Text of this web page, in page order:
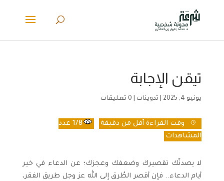
تيقن الإجابة
يونيو 4, 2025 تدوينات| 0 تعليقات
وقت القراءةأقل من دقيقة 178عدد
المشاهدات
لا يصدنّك تقصيرك وضعفك وعجزك؛ عن الدعاء في خير
أيام الدعاء.. فإن أقصر الطُرق إلى الله عز وجل طريق الفقر،